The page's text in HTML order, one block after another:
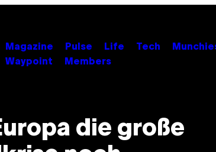
Magazine Pulse Life Tech
Waypoint
Members
die große